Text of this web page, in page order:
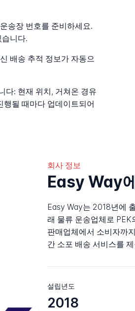
송장 번호를 준비하세요.
니다.
배송 추적 정보가 자동으
다: 현재 위치, 거쳐온 경유
행될 때마다 업데이트되어
회사 정보
Easy Way
Easy Way는 2018년에
래 물류 운송업체로
판매업체에서 소비자까
간 소포 배송 서비스를
설립년도
2018